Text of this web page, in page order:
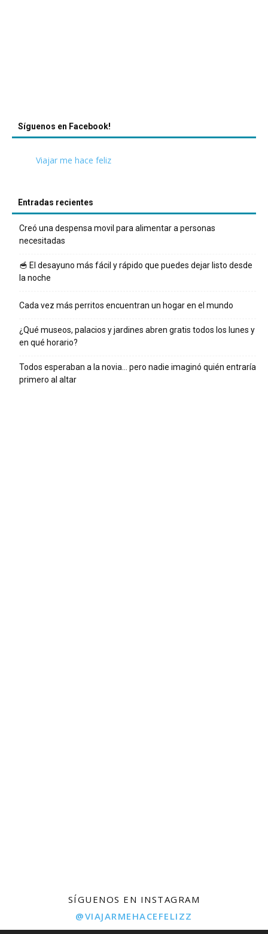
Síguenos en Facebook!
Viajar me hace feliz
Entradas recientes
Creó una despensa movil para alimentar a personas
necesitadas
🥣 El desayuno más fácil y rápido que puedes dejar listo desde
la noche
Cada vez más perritos encuentran un hogar en el mundo
¿Qué museos, palacios y jardines abren gratis todos los lunes y
en qué horario?
Todos esperaban a la novia… pero nadie imaginó quién entraría
primero al altar
SÍGUENOS EN INSTAGRAM
@VIAJARMEHACEFELIZZ